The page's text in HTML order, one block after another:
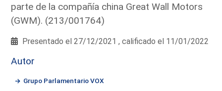
parte de la compañía china Great Wall Motors
(GWM). (213/001764)
Presentado el 27/12/2021 , calificado el 11/01/2022
Autor
Grupo Parlamentario VOX